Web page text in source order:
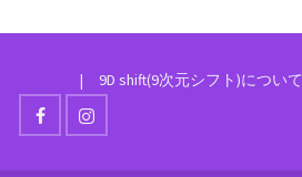
| 9D shift(9次元シフト)について